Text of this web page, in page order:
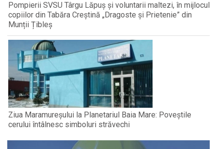
Pompierii SVSU Târgu Lăpuș și voluntarii maltezi, în mijlocul
copiilor din Tabăra Creștină „Dragoste și Prietenie” din
Munții Țibleș
Ziua Maramureșului la Planetariul Baia Mare: Poveștile
cerului întâlnesc simboluri străvechi